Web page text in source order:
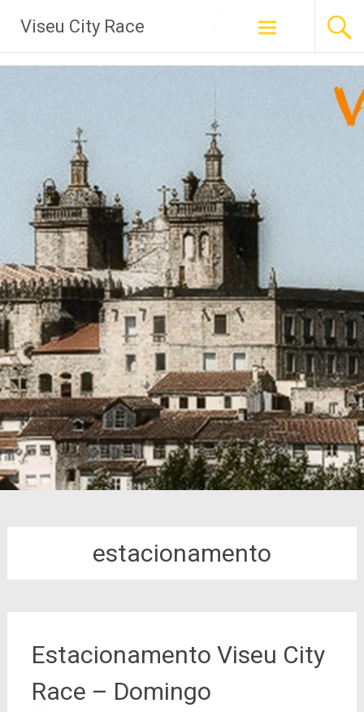
content
Viseu City Race
estacionamento
Estacionamento Viseu City
Race – Domingo